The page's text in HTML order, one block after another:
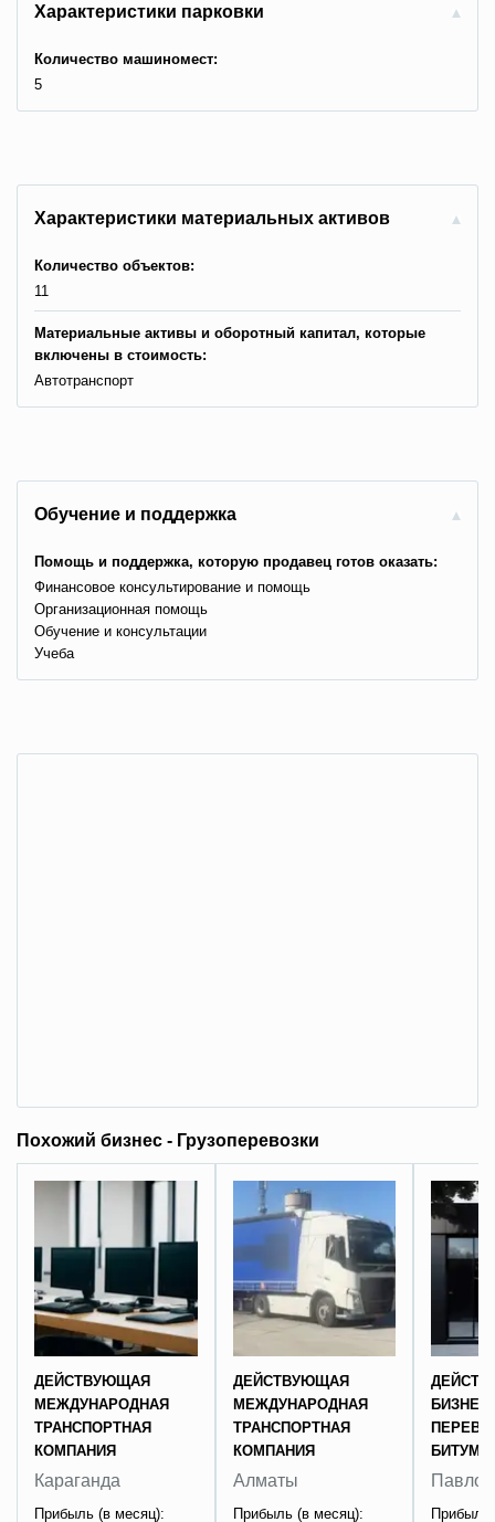
Характеристики парковки
Количество машиномест:
5
Характеристики материальных активов
Количество объектов:
11
Материальные активы и оборотный капитал, которые
включены в стоимость:
Автотранспорт
Обучение и поддержка
Помощь и поддержка, которую продавец готов оказать:
Финансовое консультирование и помощь
Организационная помощь
Обучение и консультации
Учеба
Похожий бизнес - Грузоперевозки
ДЕЙСТВУЮЩАЯ
МЕЖДУНАРОДНАЯ
ТРАНСПОРТНАЯ
КОМПАНИЯ
Караганда
Прибыль (в месяц):
ДЕЙСТВУЮЩАЯ
МЕЖДУНАРОДНАЯ
ТРАНСПОРТНАЯ
КОМПАНИЯ
Алматы
Прибыль (в месяц):
БИЗНЕС
БИТУМА
Прибыль